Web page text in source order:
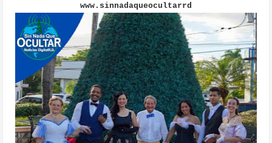
www.sinnadaqueocultarrd